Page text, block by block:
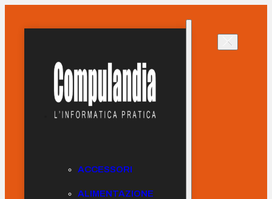
ACCESSORI
ALIMENTAZIONE